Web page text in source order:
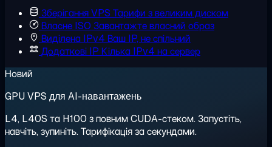
Зберігання VPS Тарифи з великим диском
Власне ISO Завантажте власний образ
Виділена IPv4 Ваш IP, не спільний
Додаткові IP Кілька IPv4 на сервер
Новий
GPU VPS для AI-навантажень
L4, L40S та H100 з повним CUDA-стеком. Запустіть,
навчіть, зупиніть. Тарифікація за секундами.